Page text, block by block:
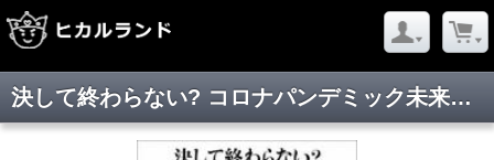
決して終わらない? コロナパンデミック未来丸わかり大全